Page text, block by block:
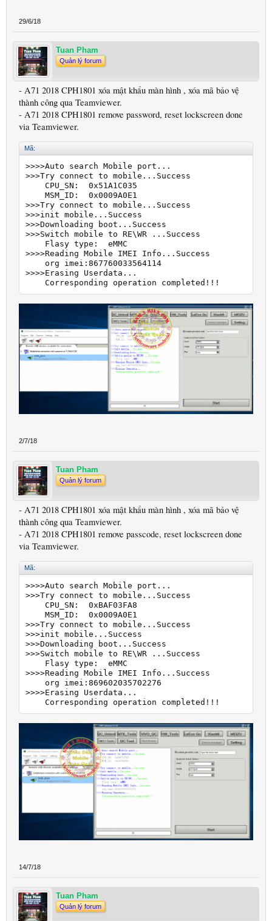
29/6/18
Tuan Pham
Quản lý forum
- A71 2018 CPH1801 xóa mật khẩu màn hình , xóa mã bảo vệ
thành công qua Teamviewer.
- A71 2018 CPH1801 remove password, reset lockscreen done
via Teamviewer.
Mã:
>>>>Auto search Mobile port...
>>>Try connect to mobile...Success
    CPU_SN:  0x51A1C035
    MSM_ID:  0x0009A0E1
>>>Try connect to mobile...Success
>>>init mobile...Success
>>>Downloading boot...Success
>>>Switch mobile to RE\WR ...Success
    Flasy type:  eMMC
>>>>Reading Mobile IMEI Info...Success
    org imei:867760033564114
>>>>Erasing Userdata...
    Corresponding operation completed!!!
2/7/18
Tuan Pham
Quản lý forum
- A71 2018 CPH1801 xóa mật khẩu màn hình , xóa mã bảo vệ
thành công qua Teamviewer.
- A71 2018 CPH1801 remove passcode, reset lockscreen done
via Teamviewer.
Mã:
>>>>Auto search Mobile port...
>>>Try connect to mobile...Success
    CPU_SN:  0xBAF03FA8
    MSM_ID:  0x0009A0E1
>>>Try connect to mobile...Success
>>>init mobile...Success
>>>Downloading boot...Success
>>>Switch mobile to RE\WR ...Success
    Flasy type:  eMMC
>>>>Reading Mobile IMEI Info...Success
    org imei:869602035702276
>>>>Erasing Userdata...
    Corresponding operation completed!!!
14/7/18
Tuan Pham
Quản lý forum